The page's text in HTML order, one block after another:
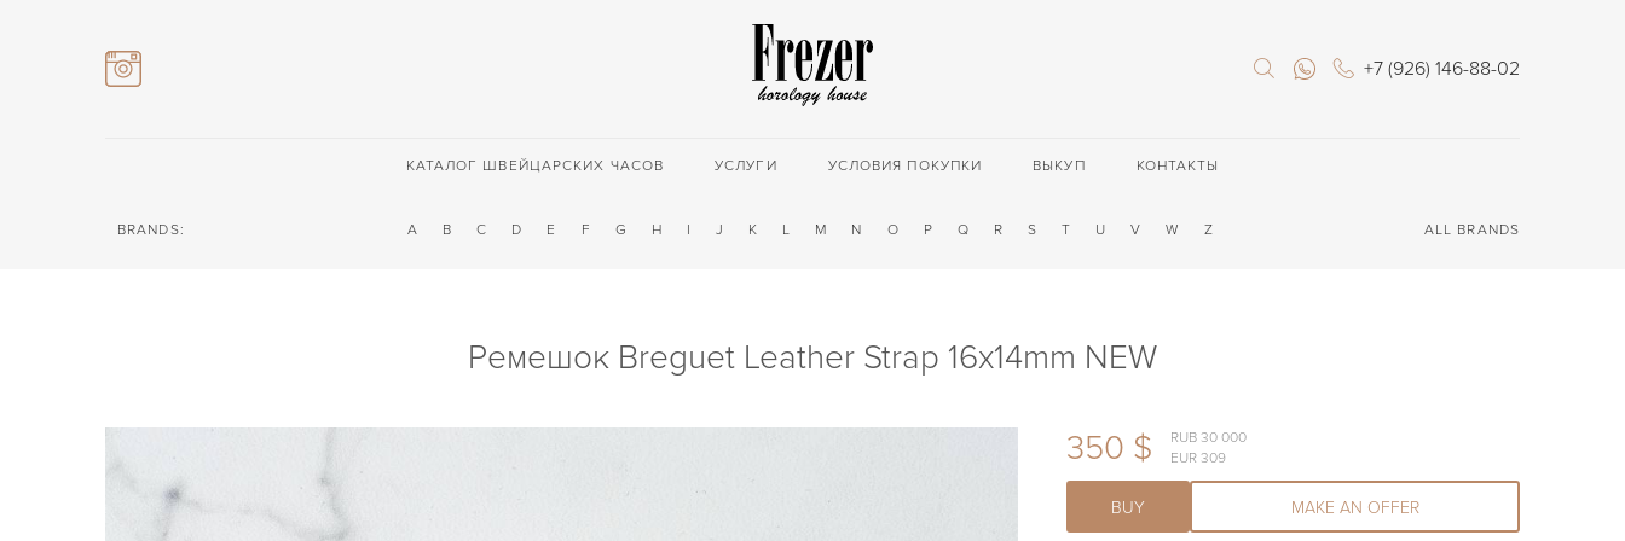
+7 (926) 146-88-02
КАТАЛОГ ШВЕЙЦАРСКИХ ЧАСОВ УСЛУГИ УСЛОВИЯ ПОКУПКИ ВЫКУП КОНТАКТЫ
BRANDS: A B C D E F G H I J K L M N O P Q R S T U V W Z ALL BRANDS
Ремешок Breguet Leather Strap 16x14mm NEW
350 $
RUB 30 000
EUR 309
BUY MAKE AN OFFER